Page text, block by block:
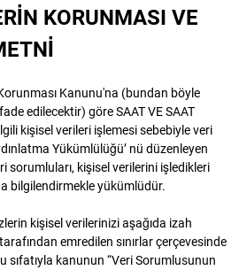
KORUNMASI VE
Kanunu'na (bundan böyle
edilecektir) göre SAAT VE SAAT
kişisel verileri işlemesi sebebiyle veri
Yükümlülüğü’ nü düzenleyen
sorumluları, kişisel verilerini işledikleri
bilgilendirmekle yükümlüdür.
kişisel verilerinizi aşağıda izah
emredilen sınırlar çerçevesinde
sıfatıyla kanunun “Veri Sorumlusunun